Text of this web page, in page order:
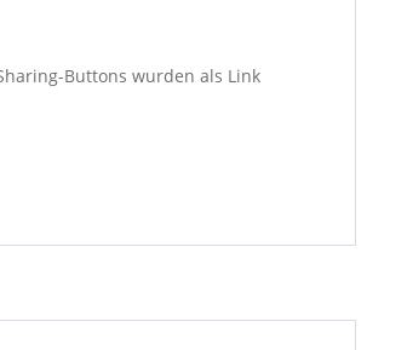
Buttons wurden als Link